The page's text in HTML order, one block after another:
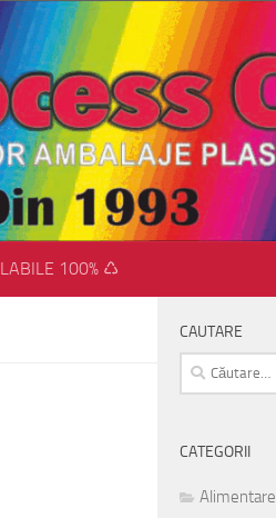
100% ♺
CAUTARE
Caută
după:
CATEGORII
Alimentare